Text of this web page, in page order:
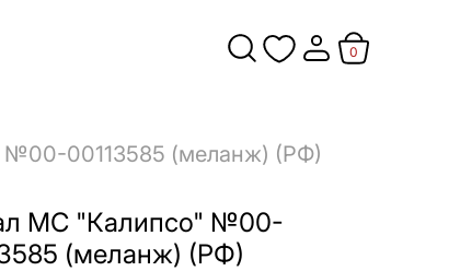
0
00113585 (меланж) (РФ)
МС "Калипсо" №00-
(меланж) (РФ)